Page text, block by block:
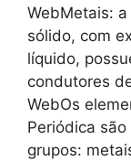
WebMetais:
sólido, com
líquido,
condutores
WebOs
Periódica
grupos: